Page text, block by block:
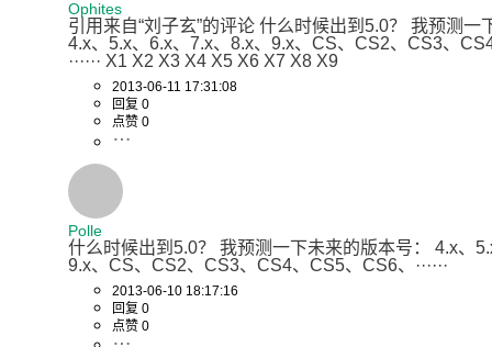
Ophites
引用来自“刘子玄”的评论 什么时候出到5.0？ 我预测一
4.x、5.x、6.x、7.x、8.x、9.x、CS、CS2、CS3、
······ X1 X2 X3 X4 X5 X6 X7 X8 X9
2013-06-11 17:31:08
回复 0
点赞 0
Polle
什么时候出到5.0？ 我预测一下未来的版本号： 4.x、
9.x、CS、CS2、CS3、CS4、CS5、CS6、······
2013-06-10 18:17:16
回复 0
点赞 0